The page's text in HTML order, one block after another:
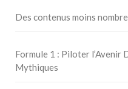
Des contenus moins
Formule 1 : Piloter l’Avenir
Mythiques